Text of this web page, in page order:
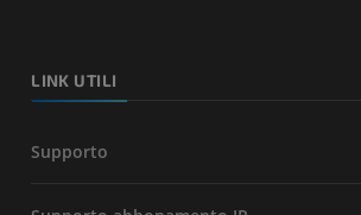
LINK UTILI
Supporto